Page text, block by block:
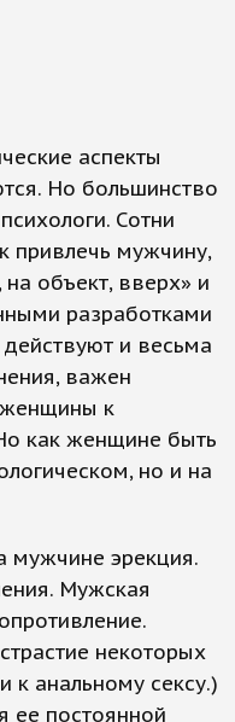
аспекты
Но большинство
Сотни
привлечь мужчину,
на объект, вверх» и
разработками
и весьма
важен
к
как женщине быть
но и на
мужчине эрекция.
Мужская
некоторых
к анальному сексу.)
ее постоянной